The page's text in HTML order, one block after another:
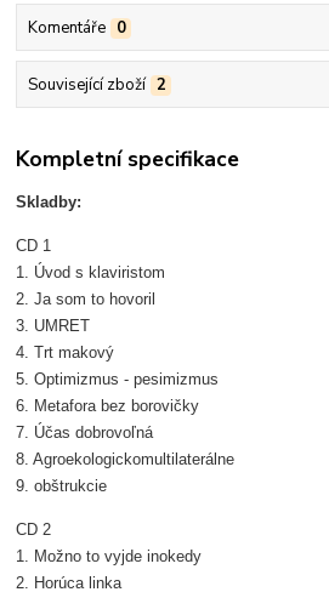
Komentáře 0
Související zboží 2
Kompletní specifikace
Skladby:
CD 1
1. Úvod s klaviristom
2. Ja som to hovoril
3. UMRET
4. Trt makový
5. Optimizmus - pesimizmus
6. Metafora bez borovičky
7. Účas dobrovoľná
8. Agroekologickomultilaterálne
9. obštrukcie
CD 2
1. Možno to vyjde inokedy
2. Horúca linka